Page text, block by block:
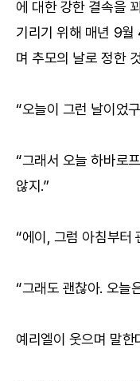
에 대한 강한 결속을
기리기 위해 매년 9월
며 추모의 날로 정한
“오늘이 그런 날이었
“그래서 오늘 하바로
않지.”
“에이, 그럼 아침부터
“그래도 괜찮아. 오늘
예리엘이 웃으며 말한